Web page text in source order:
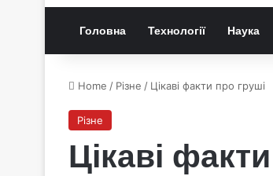
Головна Технології Наука
Home / Різне / Цікаві факти про груші
Різне
Цікаві